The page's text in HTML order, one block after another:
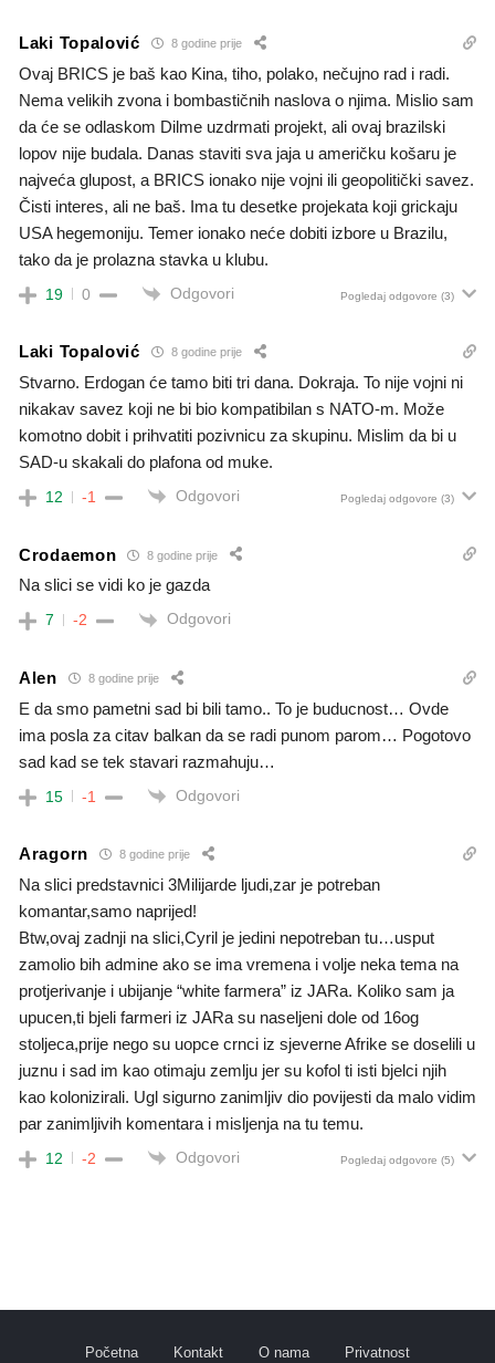
Laki Topalović 8 godine prije
Ovaj BRICS je baš kao Kina, tiho, polako, nečujno rad i radi.
Nema velikih zvona i bombastičnih naslova o njima. Mislio sam
da će se odlaskom Dilme uzdrmati projekt, ali ovaj brazilski
lopov nije budala. Danas staviti sva jaja u američku košaru je
najveća glupost, a BRICS ionako nije vojni ili geopolitički savez.
Čisti interes, ali ne baš. Ima tu desetke projekata koji grickaju
USA hegemoniju. Temer ionako neće dobiti izbore u Brazilu,
tako da je prolazna stavka u klubu.
19 0 Odgovori Pogledaj odgovore (3)
Laki Topalović 8 godine prije
Stvarno. Erdogan će tamo biti tri dana. Dokraja. To nije vojni ni
nikakav savez koji ne bi bio kompatibilan s NATO-m. Može
komotno dobit i prihvatiti pozivnicu za skupinu. Mislim da bi u
SAD-u skakali do plafona od muke.
12 -1 Odgovori Pogledaj odgovore (3)
Crodaemon 8 godine prije
Na slici se vidi ko je gazda
7 -2 Odgovori
Alen 8 godine prije
E da smo pametni sad bi bili tamo.. To je buducnost… Ovde
ima posla za citav balkan da se radi punom parom… Pogotovo
sad kad se tek stavari razmahuju…
15 -1 Odgovori
Aragorn 8 godine prije
Na slici predstavnici 3Milijarde ljudi,zar je potreban
komantar,samo naprijed!
Btw,ovaj zadnji na slici,Cyril je jedini nepotreban tu…usput
zamolio bih admine ako se ima vremena i volje neka tema na
protjerivanje i ubijanje “white farmera” iz JARa. Koliko sam ja
upucen,ti bjeli farmeri iz JARa su naseljeni dole od 16og
stoljeca,prije nego su uopce crnci iz sjeverne Afrike se doselili u
juznu i sad im kao otimaju zemlju jer su kofol ti isti bjelci njih
kao kolonizirali. Ugl sigurno zanimljiv dio povijesti da malo vidim
par zanimljivih komentara i misljenja na tu temu.
12 -2 Odgovori Pogledaj odgovore (5)
Početna Kontakt O nama Privatnost